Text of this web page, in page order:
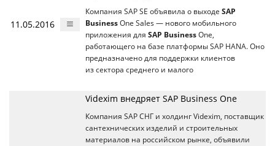
11.05.2016
Компания SAP SE объявила о выходе SAP
Business One Sales — нового мобильного
приложения для SAP Business One,
работающего на базе платформы SAP HANA. Оно
предназначено для поддержки клиентов
из сектора среднего и малого
Videxim внедряет SAP Business One
Компания SAP СНГ и холдинг Videxim, поставщик
сантехнических изделий и строительных
материалов на российском рынке, объявили